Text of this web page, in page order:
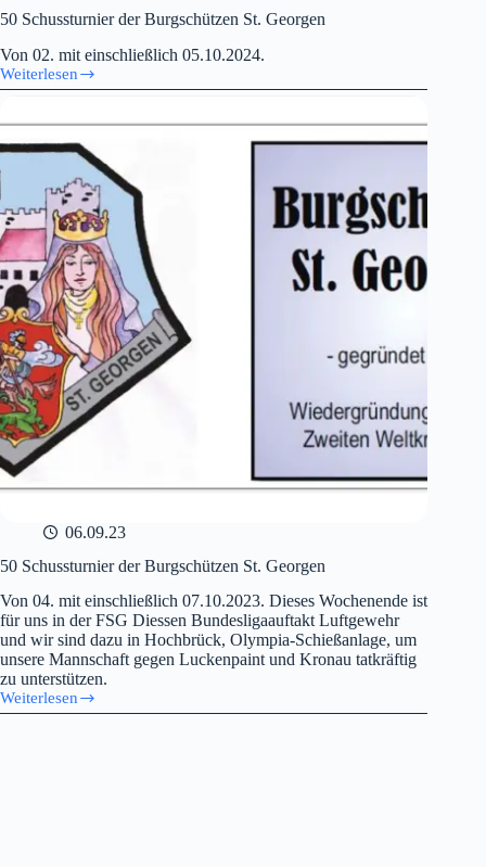
50 Schussturnier der Burgschützen St. Georgen
Von 02. mit einschließlich 05.10.2024.
Weiterlesen
50
St.
Georgen
06.09.23
50 Schussturnier der Burgschützen St. Georgen
Von 04. mit einschließlich 07.10.2023. Dieses Wochenende ist
für uns in der FSG Diessen Bundesligaauftakt Luftgewehr
und wir sind dazu in Hochbrück, Olympia-Schießanlage, um
unsere Mannschaft gegen Luckenpaint und Kronau tatkräftig
zu unterstützen.
Weiterlesen
50